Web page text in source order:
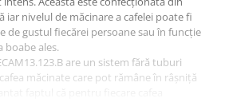
iar nivelul de măcinare a cafelei poate fi
de gustul fiecărei persoane sau în funcție
boabe ales.
are un sistem fără tuburi
măcinate care pot rămâne în râșniță